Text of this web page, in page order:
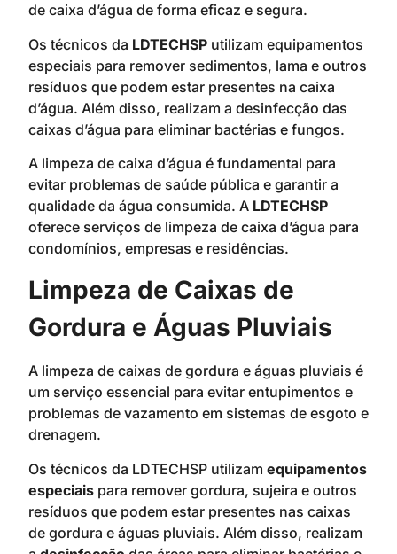
de caixa d’água de forma eficaz e segura.
Os técnicos da LDTECHSP utilizam equipamentos
especiais para remover sedimentos, lama e outros
resíduos que podem estar presentes na caixa
d’água. Além disso, realizam a desinfecção das
caixas d’água para eliminar bactérias e fungos.
A limpeza de caixa d’água é fundamental para
evitar problemas de saúde pública e garantir a
qualidade da água consumida. A LDTECHSP
oferece serviços de limpeza de caixa d’água para
condomínios, empresas e residências.
Limpeza de Caixas de
Gordura e Águas Pluviais
A limpeza de caixas de gordura e águas pluviais é
um serviço essencial para evitar entupimentos e
problemas de vazamento em sistemas de esgoto e
drenagem.
Os técnicos da LDTECHSP utilizam equipamentos
especiais para remover gordura, sujeira e outros
resíduos que podem estar presentes nas caixas
de gordura e águas pluviais. Além disso, realizam